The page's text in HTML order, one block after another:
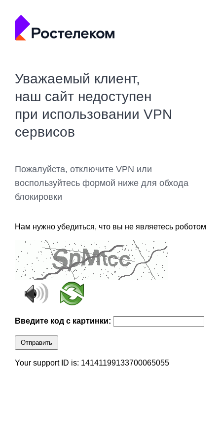
Уважаемый клиент,
наш сайт недоступен
при использовании VPN
сервисов
Пожалуйста, отключите VPN или
воспользуйтесь формой ниже для обхода
блокировки
Нам нужно убедиться, что вы не являетесь роботом
Введите код с картинки:
Отправить
Your support ID is: 14141199133700065055